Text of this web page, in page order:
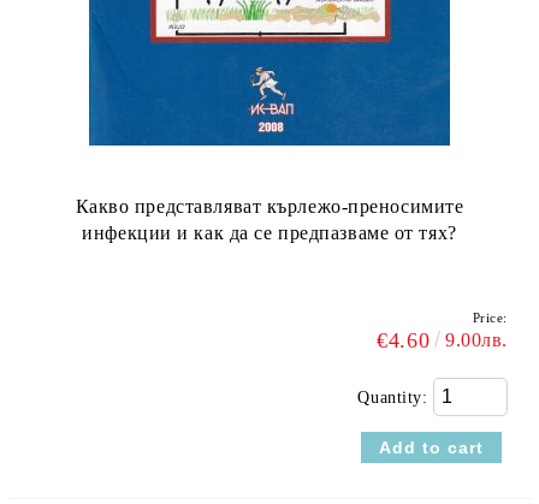
Какво представляват кърлежо-преносимите
инфекции и как да се предпазваме от тях?
Price:
€4.60 9.00лв.
Quantity: